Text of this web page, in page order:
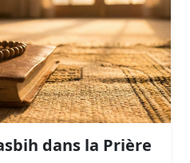
dans la Prière